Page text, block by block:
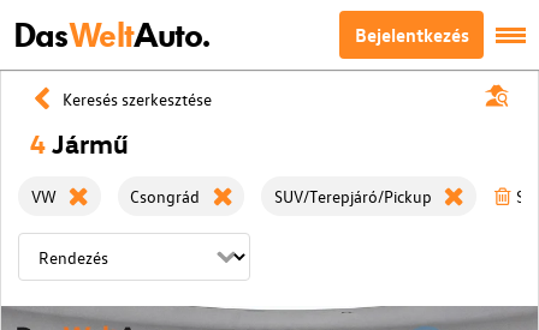
DasWeltAuto. Bejelentkezés
Keresés szerkesztése
4Jármű
VW Csongrád SUV/Terepjáró/Pickup